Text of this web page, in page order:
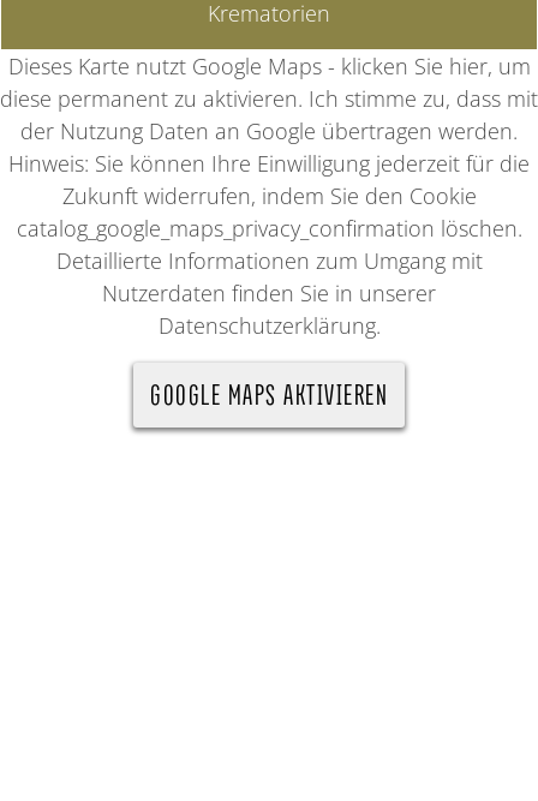
Krematorien
Dieses Karte nutzt Google Maps - klicken Sie hier, um
diese permanent zu aktivieren. Ich stimme zu, dass mit
der Nutzung Daten an Google übertragen werden.
Hinweis: Sie können Ihre Einwilligung jederzeit für die
Zukunft widerrufen, indem Sie den Cookie
catalog_google_maps_privacy_confirmation löschen.
Detaillierte Informationen zum Umgang mit
Nutzerdaten finden Sie in unserer
Datenschutzerklärung.
GOOGLE MAPS AKTIVIEREN